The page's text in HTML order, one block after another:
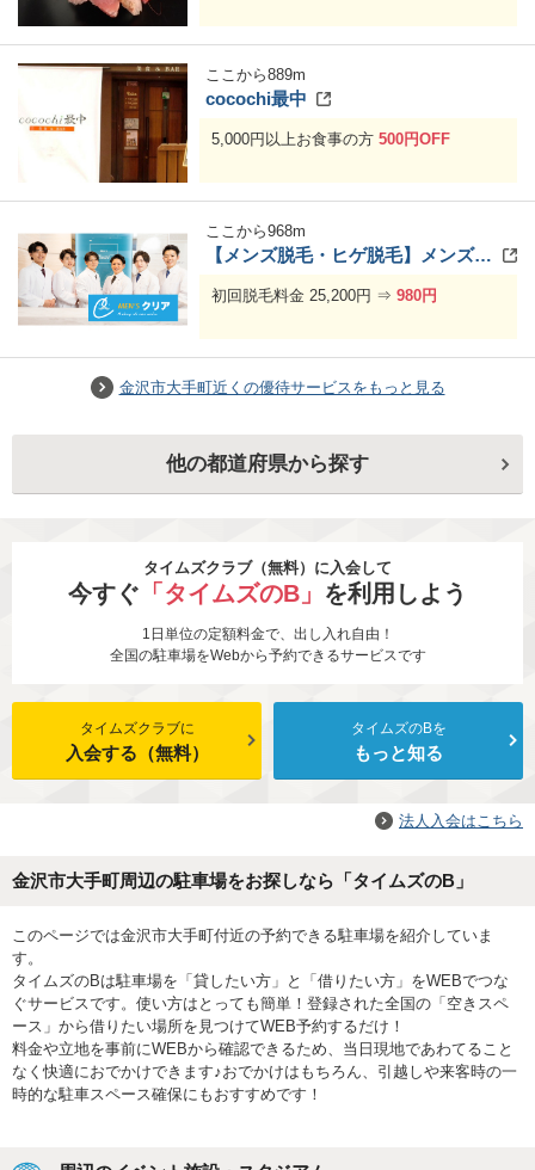
ここから889m
cocochi最中
5,000円以上お食事の方 500円OFF
ここから968m
【メンズ脱毛・ヒゲ脱毛】メンズクリア 金沢店
初回脱毛料金 25,200円 ⇒ 980円
金沢市大手町近くの優待サービスをもっと見る
他の都道府県から探す
タイムズクラブ（無料）に入会して
今すぐ 「タイムズのB」 を利用しよう
1日単位の定額料金で、出し入れ自由！
全国の駐車場をWebから予約できるサービスです
タイムズクラブに
入会する（無料）
タイムズのBを
もっと知る
法人入会はこちら
金沢市大手町周辺の駐車場をお探しなら「タイムズのB」
このページでは金沢市大手町付近の予約できる駐車場を紹介していま
す。
タイムズのBは駐車場を「貸したい方」と「借りたい方」をWEBでつな
ぐサービスです。使い方はとっても簡単！登録された全国の「空きスペ
ース」から借りたい場所を見つけてWEB予約するだけ！
料金や立地を事前にWEBから確認できるため、当日現地であわてること
なく快適におでかけできます♪おでかけはもちろん、引越しや来客時の一
時的な駐車スペース確保にもおすすめです！